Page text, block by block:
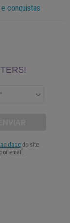
conquistas